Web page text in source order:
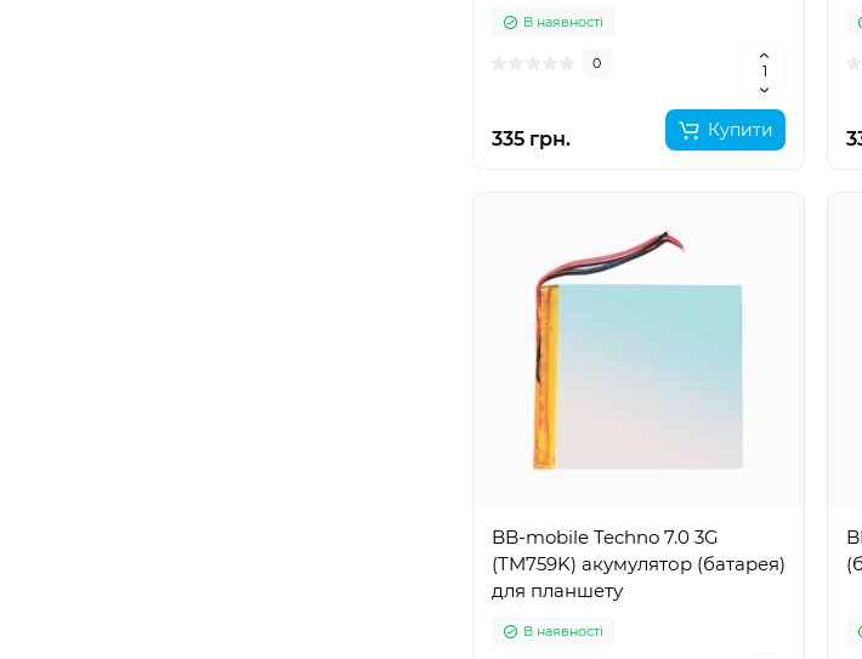
В наявності
0
335 грн. Купити
BB-mobile Techno 7.0 3G
(TM759K) акумулятор (батарея)
для планшету
В наявності